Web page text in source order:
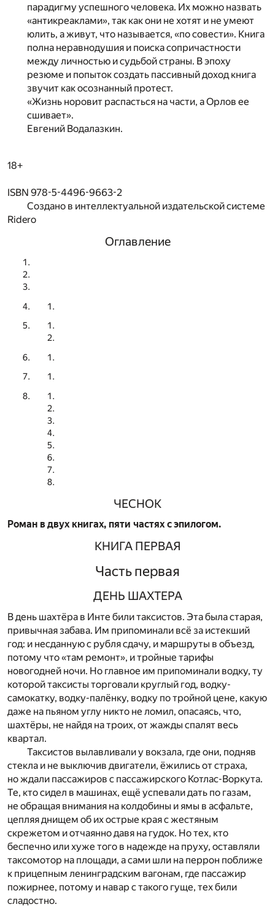
парадигму успешного человека. Их можно назвать
«антикреаклами», так как они не хотят и не умеют
юлить, а живут, что называется, «по совести». Книга
полна неравнодушия и поиска сопричастности
между личностью и судьбой страны. В эпоху
резюме и попыток создать пассивный доход книга
звучит как осознанный протест.
«Жизнь норовит распасться на части, а Орлов ее
сшивает».
Евгений Водалазкин.
18+
ISBN 978-5-4496-9663-2
Создано в интеллектуальной издательской системе
Ridero
Оглавление
ЧЕСНОК
Роман в двух книгах, пяти частях с эпилогом.
КНИГА ПЕРВАЯ
Часть первая
ДЕНЬ ШАХТЕРА
В день шахтёра в Инте били таксистов. Эта была старая,
привычная забава. Им припоминали всё за истекший
год: и несданную с рубля сдачу, и маршруты в объезд,
потому что «там ремонт», и тройные тарифы
новогодней ночи. Но главное им припоминали водку, ту
которой таксисты торговали круглый год, водку-
самокатку, водку-палёнку, водку по тройной цене, какую
даже на пьяном углу никто не ломил, опасаясь, что,
шахтёры, не найдя на троих, от жажды спалят весь
квартал.
Таксистов вылавливали у вокзала, где они, подняв
стекла и не выключив двигатели, ёжились от страха,
но ждали пассажиров с пассажирского Котлас-Воркута.
Те, кто сидел в машинах, ещё успевали дать по газам,
не обращая внимания на колдобины и ямы в асфальте,
цепляя днищем об их острые края с жестяным
скрежетом и отчаянно давя на гудок. Но тех, кто
беспечно или хуже того в надежде на пруху, оставляли
таксомотор на площади, а сами шли на перрон поближе
к прицепным ленинградским вагонам, где пассажир
пожирнее, потому и навар с такого гуще, тех били
сладостно.